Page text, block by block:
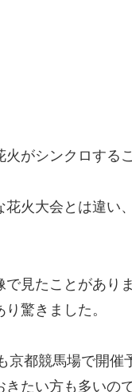
火がシンクロする
花火大会とは違い
で見たことがあり
驚きました。
京都競馬場で開催
きたい方も多いの